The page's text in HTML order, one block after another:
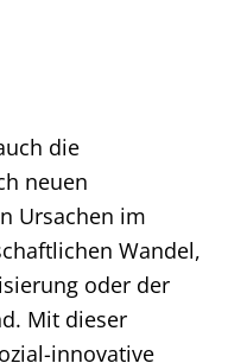
die
neuen
Ursachen im
Wandel,
oder der
Mit dieser
innovative